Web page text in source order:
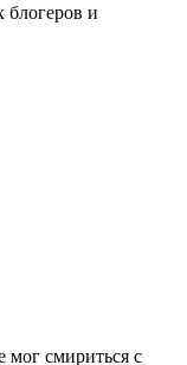
блогеров и
мог смириться с